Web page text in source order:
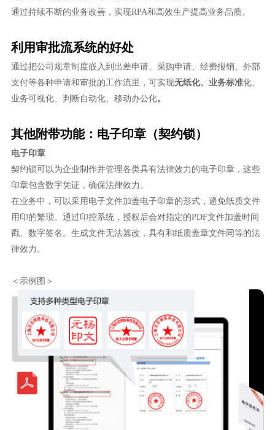
通过持续不断的业务改善，实现RPA和高效生产提高业务品质。
利用审批流系统的好处
通过把公司规章制度嵌入到出差申请、采购申请、经费报销、外部
支付等各种申请和审批的工作流里，可实现无纸化、业务标准化、
业务可视化、判断自动化、移动办公化。
其他附带功能：电子印章（契约锁）
电子印章
契约锁可以为企业制作并管理各类具有法律效力的电子印章，这些
印章包含数字凭证，确保法律效力。
在业务中，可以采用电子文件加盖电子印章的形式，避免纸质文件
用印的繁琐。通过印控系统，授权后会对指定的PDF文件加盖时间
戳、数字签名。生成文件无法篡改，具有和纸质盖章文件同等的法
律效力。
＜示例图＞